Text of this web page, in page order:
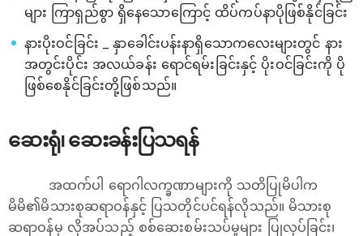
များ ကြာရှည်စွာ ရှိနေသောကြောင့် ထိပ်ကပ်နာပိုဖြစ်နိုင်ခြင်း
နားပိုးဝင်ခြင်း _ နှာခေါင်းပန်းနာရှိသောက‌လေးများတွင် နား
အတွင်းပိုင်း အလယ်ခန်း ရောင်ရမ်းခြင်းနှင့် ပိုးဝင်ခြင်းကို ပို
ဖြစ်စေနိုင်ခြင်းတို့ဖြစ်သည်။
ဆေးရုံ၊ ဆေးခန်းပြသရန်
အထက်ပါ ရောဂါလက္ခဏာများကို သတိပြုမိပါက
မိမိ၏မိသားစုဆရာဝန်နှင့် ပြသတိုင်ပင်ရန်လိုသည်။ မိသားစု
ဆရာဝန်မှ လိုအပ်သည့် စစ်ဆေးစမ်းသပ်မှုများ ပြုလုပ်ခြင်း၊